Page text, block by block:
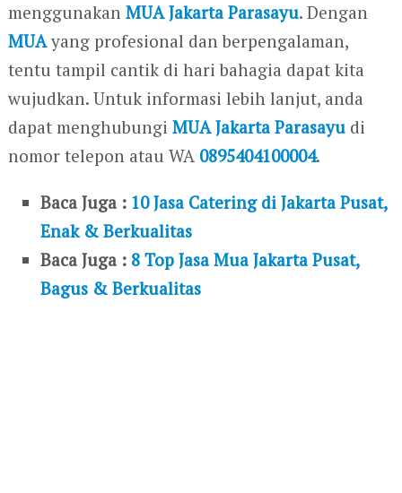
menggunakan MUA Jakarta Parasayu. Dengan
MUAyang profesional dan berpengalaman,
tentu tampil cantik di hari bahagia dapat kita
wujudkan. Untuk informasi lebih lanjut, anda
dapat menghubungi MUA Jakarta Parasayudi
nomor telepon atau WA 0895404100004.
Baca Juga : 10 Jasa Catering di Jakarta Pusat,
Enak & Berkualitas
Baca Juga : 8 Top Jasa Mua Jakarta Pusat,
Bagus & Berkualitas